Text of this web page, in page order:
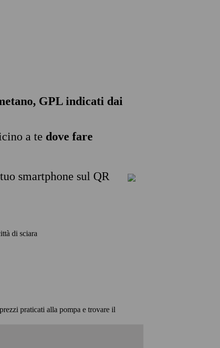
GPL indicati dai
a te dove fare
smartphone sul QR
di sciara
praticati alla pompa e trovare il